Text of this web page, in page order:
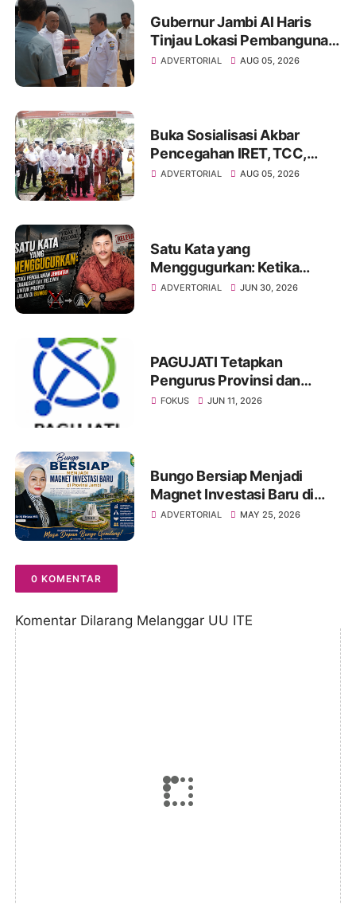
Gubernur Jambi Al Haris
Tinjau Lokasi Pembangunan
Sekolah Rakyat dan Lokasi
ADVERTORIAL AUG 05, 2026
Buka Sosialisasi Akbar
Pencegahan IRET, TCC,
Perundungan, dan Bahaya
ADVERTORIAL AUG 05, 2026
Satu Kata yang
Menggugurkan: Ketika
Pengalaman Jembatan
ADVERTORIAL JUN 30, 2026
PAGUJATI Tetapkan
Pengurus Provinsi dan
Perwakilan Kabupaten Kota
FOKUS JUN 11, 2026
Bungo Bersiap Menjadi
Magnet Investasi Baru di
Provinsi Jambi
ADVERTORIAL MAY 25, 2026
0 KOMENTAR
Komentar Dilarang Melanggar UU ITE